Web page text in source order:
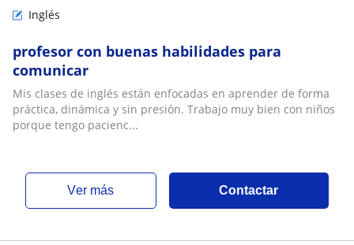
Inglés
profesor con buenas habilidades para
comunicar
Mis clases de inglés están enfocadas en aprender de forma
práctica, dinámica y sin presión. Trabajo muy bien con niños
porque tengo pacienc...
ver más Contactar